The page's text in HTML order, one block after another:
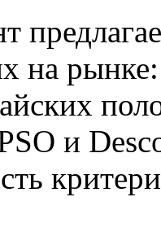
на
и